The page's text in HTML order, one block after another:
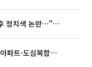
김희철, '뒤집힌 태극기' 지적 후 정치색 논란…"좌우 떠나 우리나라 국기"
영끌 '주택공급' 대책 임박⋯비아파트·도심복합까지 총동원